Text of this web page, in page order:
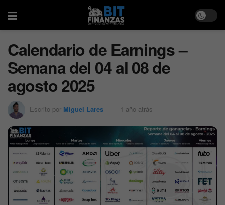
Calendario de Earnings –
Semana del 04 al 08 de
agosto 2025
Escrito por Miguel Lares 1 año atrás